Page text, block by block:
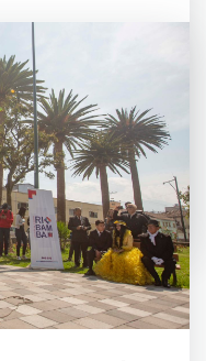
Riobamba
que
el espíritu